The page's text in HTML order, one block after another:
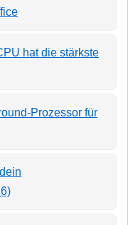
hat die stärkste
Prozessor für